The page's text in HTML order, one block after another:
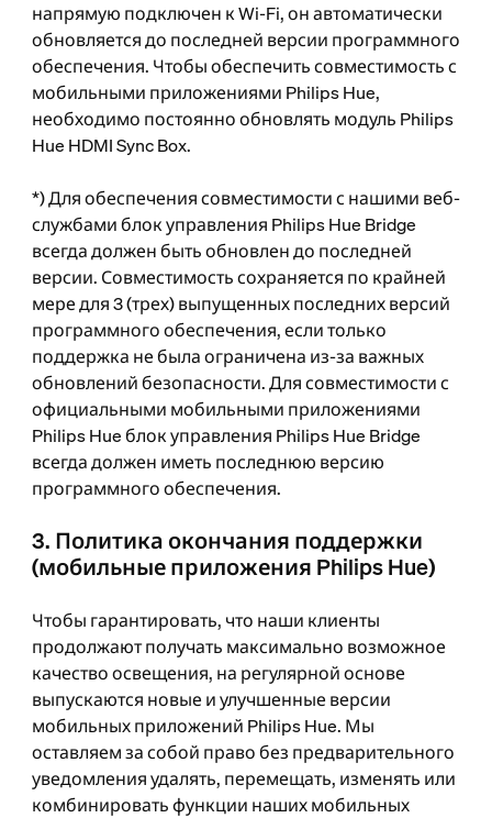
напрямую подключен к Wi-Fi, он автоматически
обновляется до последней версии программного
обеспечения. Чтобы обеспечить совместимость с
мобильными приложениями Philips Hue,
необходимо постоянно обновлять модуль Philips
Hue HDMI Sync Box.
*) Для обеспечения совместимости с нашими веб-
службами блок управления Philips Hue Bridge
всегда должен быть обновлен до последней
версии. Совместимость сохраняется по крайней
мере для 3 (трех) выпущенных последних версий
программного обеспечения, если только
поддержка не была ограничена из-за важных
обновлений безопасности. Для совместимости с
официальными мобильными приложениями
Philips Hue блок управления Philips Hue Bridge
всегда должен иметь последнюю версию
программного обеспечения.
3. Политика окончания поддержки
(мобильные приложения Philips Hue)
Чтобы гарантировать, что наши клиенты
продолжают получать максимально возможное
качество освещения, на регулярной основе
выпускаются новые и улучшенные версии
мобильных приложений Philips Hue. Мы
оставляем за собой право без предварительного
уведомления удалять, перемещать, изменять или
комбинировать функции наших мобильных